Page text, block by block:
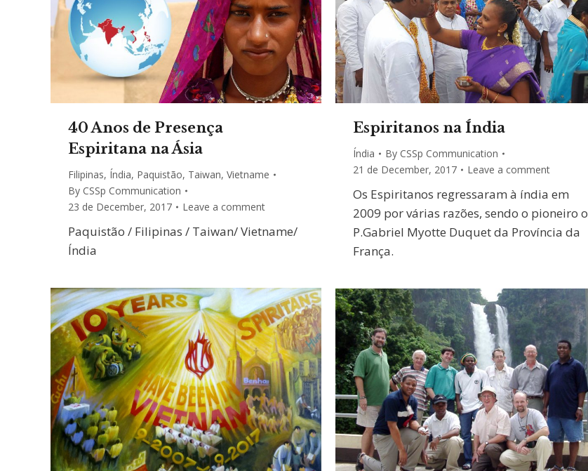
40 Anos de Presença
Espiritana na Ásia
Filipinas, Índia, Paquistão, Taiwan, Vietname
By CSSp Communication
23 de December, 2017
Leave a comment
Paquistão / Filipinas / Taiwan/ Vietname/
Índia
Espiritanos na Índia
Índia By CSSp Communication
21 de December, 2017
Leave a comment
Os Espiritanos regressaram à índia em
2009 por várias razões, sendo o pioneiro o
P.Gabriel Myotte Duquet da Província da
França.